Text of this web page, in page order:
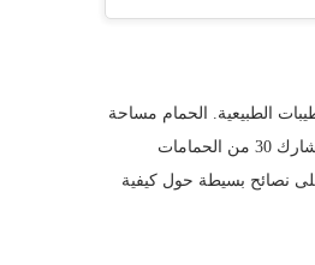
الطبيعية. الحمام مساحة
ممتازة لتجربة النمط الساحلي ، سواء كنت تعيش بالقرب من الشاطئ أو ببساطة تقدر هذه الجمالية. نحن نشارك 30 من الحمامات
نصائح بسيطة حول كيفية